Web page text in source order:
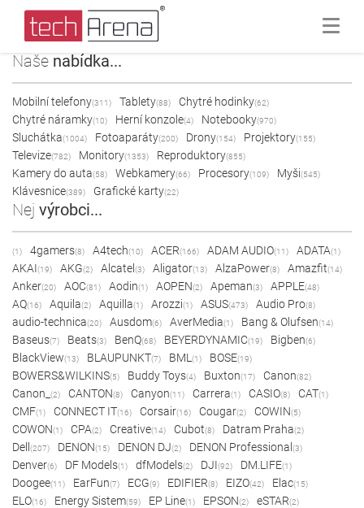
Naše nabídka...
Mobilní telefony(311) Tablety(88) Chytré hodinky(62)
Chytré náramky(10) Herní konzole(4) Notebooky(970)
Sluchátka(1004) Fotoaparáty(200) Drony(154) Projektory(155)
Televize(782) Monitory(1353) Reproduktory(855)
Kamery do auta(58) Webkamery(66) Procesory(109) Myši(545)
Klávesnice(389) Grafické karty(22)
Nej výrobci...
(1) 4gamers(8) A4tech(10) ACER(166) ADAM AUDIO(11) ADATA(1)
AKAI(19) AKG(2) Alcatel (3) Aligator(13) AlzaPower(8) Amazfit(14)
Anker(20) AOC(81) Aodin(1) AOPEN(2) Apeman(3) APPLE(48)
AQ(16) Aquila(2) Aquilla(1) Arozzi(1) ASUS(473) Audio Pro(8)
audio-technica(20) Ausdom(6) AverMedia(1) Bang & Olufsen(14)
Baseus(7) Beats(3) BenQ(68) BEYERDYNAMIC(19) Bigben(6)
BlackView(13) BLAUPUNKT(7) BML (1) BOSE(19)
BOWERS&WILKINS(5) Buddy Toys(4) Buxton(17) Canon(82)
Canon_ (2) CANTON(8) Canyon(11) Carrera(1) CASIO(8) CAT(1)
CMF(1) CONNECT IT(16) Corsair(16) Cougar(2) COWIN(5)
COWON(1) CPA(2) Creative(14) Cubot(8) Datram Praha(2)
Dell (207) DENON(15) DENON DJ(2) DENON Professional (3)
Denver(6) DF Models(1) dfModels(2) DJI(92) DM.LIFE(1)
Doogee(11) EarFun(7) ECG(9) EDIFIER(8) EIZO(42) Elac(15)
ELO(16) Energy Sistem(59) EP Line(1) EPSON(2) eSTAR(2)